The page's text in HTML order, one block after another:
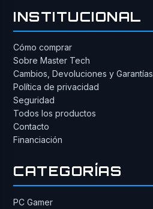
INSTITUCIONAL
Cómo comprar
Sobre Master Tech
Cambios, Devoluciones y Garantías
Política de privacidad
Seguridad
Todos los productos
Contacto
Financiación
CATEGORÍAS
PC Gamer